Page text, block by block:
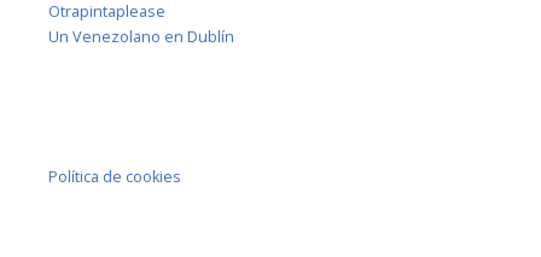
Otrapintaplease
Un Venezolano en Dublín
Política de cookies